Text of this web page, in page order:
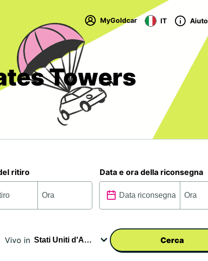
MyGoldcar IT Aiuto
Towers
ritiro Data e ora della riconsegna
Vivo in Cerca